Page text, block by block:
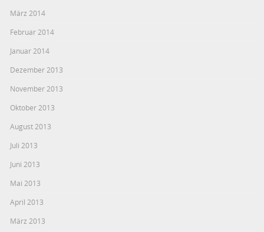
März 2014
Februar 2014
Januar 2014
Dezember 2013
November 2013
Oktober 2013
August 2013
Juli 2013
Juni 2013
Mai 2013
April 2013
März 2013